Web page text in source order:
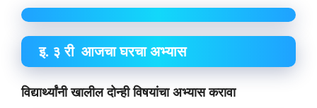
इ. ३ री आजचा घरचा अभ्यास
विद्यार्थ्यांनी खालील दोन्ही विषयांचा अभ्यास करावा